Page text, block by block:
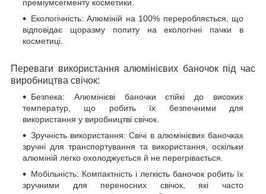
преміумсегменту косметики.
Екологічність: Алюміній на 100% переробляється, що
відповідає щоразму попиту на екологічні пачки в
косметиці.
Переваги використання алюмінієвих баночок під час
виробництва свічок:
Безпека: Алюмінієві баночки стійкі до високих
температур, що робить їх безпечними для
використання у виробництві свічок.
Зручність використання: Свічі в алюмінієвих баночках
зручні для транспортування та використання, оскільки
алюміній легко охолоджується й не перегрівається.
Мобільність: Компактність і легкість баночок робить їх
зручними для переносних свічок, які часто